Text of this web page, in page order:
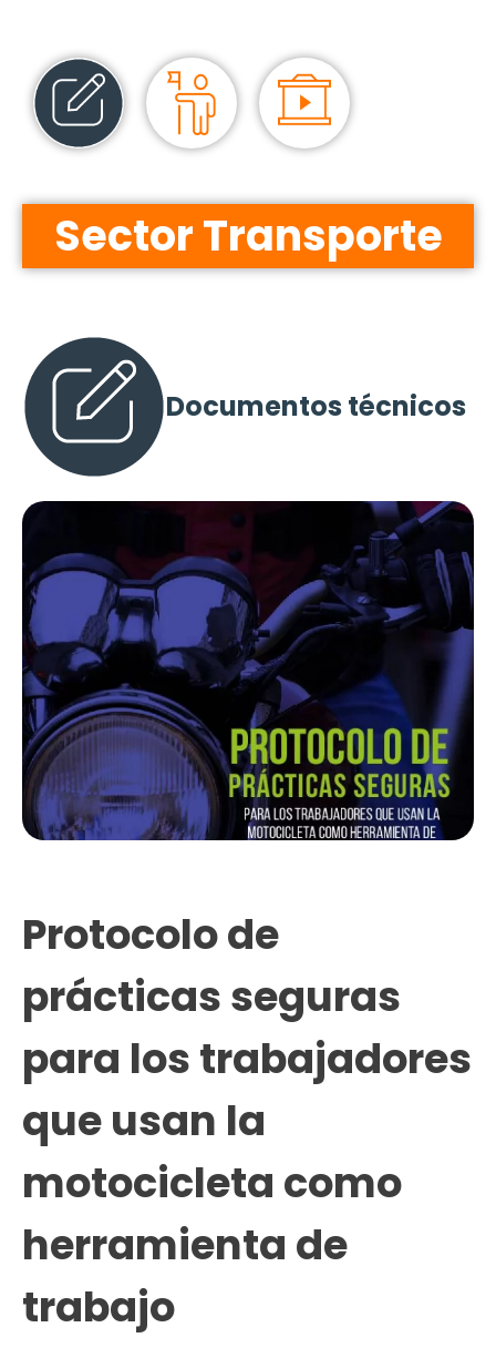
Sector Transporte
Documentos técnicos
Protocolo de
prácticas seguras
para los trabajadores
que usan la
motocicleta como
herramienta de
trabajo